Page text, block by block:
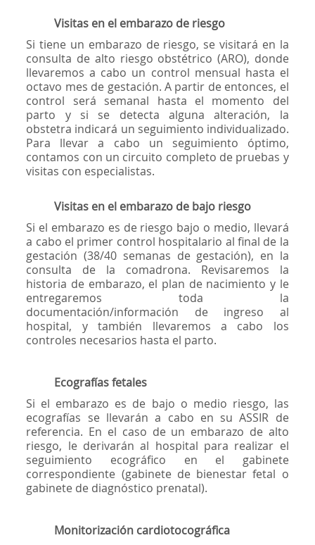
Visitas en el embarazo de riesgo
Si tiene un embarazo de riesgo, se visitará en la
consulta de alto riesgo obstétrico (ARO), donde
llevaremos a cabo un control mensual hasta el
octavo mes de gestación. A partir de entonces, el
control será semanal hasta el momento del
parto y si se detecta alguna alteración, la
obstetra indicará un seguimiento individualizado.
Para llevar a cabo un seguimiento óptimo,
contamos con un circuito completo de pruebas y
visitas con especialistas.
Visitas en el embarazo de bajo riesgo
Si el embarazo es de riesgo bajo o medio, llevará
a cabo el primer control hospitalario al final de la
gestación (38/40 semanas de gestación), en la
consulta de la comadrona. Revisaremos la
historia de embarazo, el plan de nacimiento y le
entregaremos toda la
documentación/información de ingreso al
hospital, y también llevaremos a cabo los
controles necesarios hasta el parto.
Ecografías fetales
Si el embarazo es de bajo o medio riesgo, las
ecografías se llevarán a cabo en su ASSIR de
referencia. En el caso de un embarazo de alto
riesgo, le derivarán al hospital para realizar el
seguimiento ecográfico en el gabinete
correspondiente (gabinete de bienestar fetal o
gabinete de diagnóstico prenatal).
Monitorización cardiotocográfica